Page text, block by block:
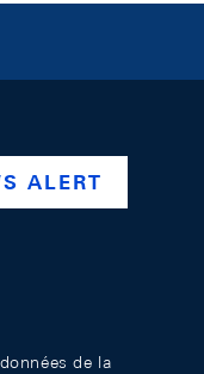
company/swiss-
ALERT
de la